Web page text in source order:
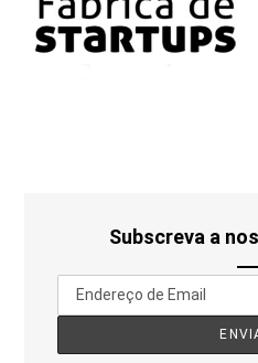
Subscreva a